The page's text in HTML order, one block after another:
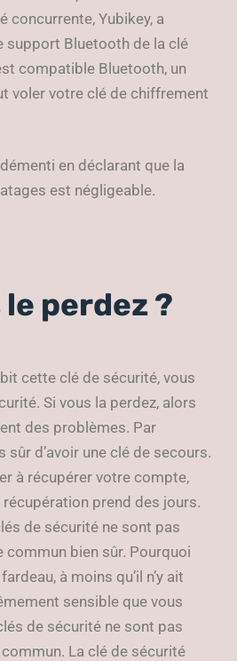
concurrente, Yubikey, a
support Bluetooth de la clé
compatible Bluetooth, un
voler votre clé de chiffrement
en déclarant que la
est négligeable.
perdez ?
cette clé de sécurité, vous
Si vous la perdez, alors
des problèmes. Par
sûr d’avoir une clé de secours.
à récupérer votre compte,
prend des jours.
de sécurité ne sont pas
commun bien sûr. Pourquoi
à moins qu’il n’y ait
sensible que vous
de sécurité ne sont pas
La clé de sécurité